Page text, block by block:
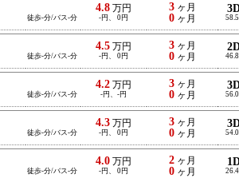
徒歩-分/バス-分
4.8 万円
-円、 0円
3ヶ月
0ヶ月
徒歩-分/バス-分
4.5 万円
-円、 0円
3ヶ月
0ヶ月
徒歩-分/バス-分
4.2 万円
-円、-円
3ヶ月
0ヶ月
徒歩-分/バス-分
4.3 万円
-円、 0円
3ヶ月
0ヶ月
徒歩-分/バス-分
4.0 万円
-円、 0円
2ヶ月
0ヶ月